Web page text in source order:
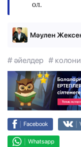
ол.
Мәулен
# әйелдер #
| Facebook |
| Whatsapp